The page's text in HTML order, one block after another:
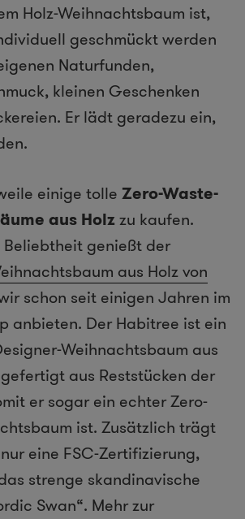
Holz-Weihnachtsbaum ist,
geschmückt werden
Naturfunden,
kleinen Geschenken
Er lädt geradezu ein,
einige tolle Zero-Waste-
aus Holz zu kaufen.
Beliebtheit genießt der
aus Holz von
schon seit einigen Jahren im
anbieten. Der Habitree ist ein
Weihnachtsbaum aus
aus Reststücken der
er sogar ein echter Zero-
ist. Zusätzlich trägt
eine FSC-Zertifizierung,
strenge skandinavische
Swan“. Mehr zur